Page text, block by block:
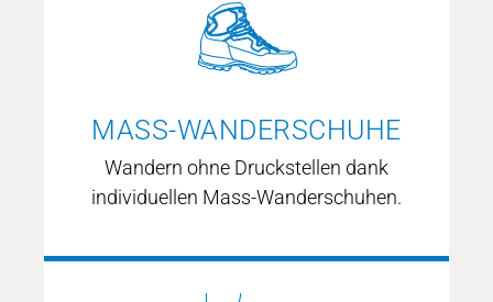
MASS-
SANDALEN
MASS-WANDERSCHUHE
Wandern ohne Druckstellen dank
individuellen Mass-Wanderschuhen.